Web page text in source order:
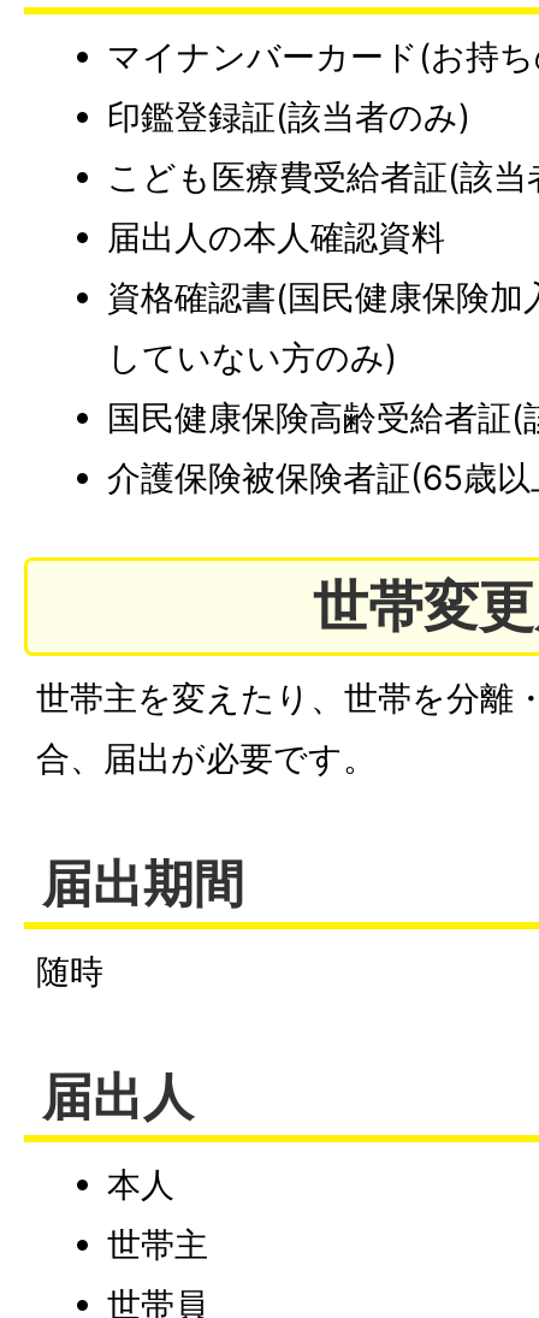
マイナンバーカード(お持
印鑑登録証(該当者のみ)
こども医療費受給者証(該
届出人の本人確認資料
資格確認書(国民健康保険
していない方のみ)
国民健康保険高齢受給者証(
介護保険被保険者証(65歳
世帯変
世帯主を変えたり、世帯を分離
合、届出が必要です。
届出期間
随時
届出人
本人
世帯主
世帯員